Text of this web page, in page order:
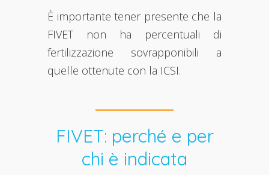
È importante tener presente che la
FIVET non ha percentuali di
fertilizzazione sovrapponibili a
quelle ottenute con la ICSI.
FIVET: perché e per
chi è indicata